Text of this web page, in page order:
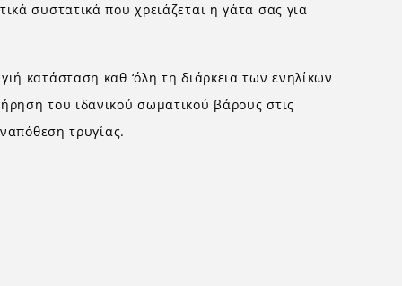
συστατικά που χρειάζεται η γάτα σας για
κατάσταση καθ ‘όλη τη διάρκεια των ενηλίκων
του ιδανικού σωματικού βάρους στις
τρυγίας.